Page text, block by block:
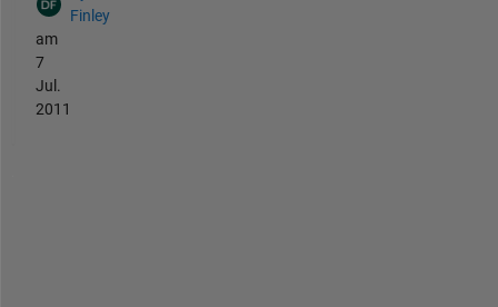
Finley
am
7
Jul.
2011